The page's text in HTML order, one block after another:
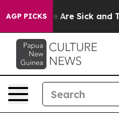
AGP PICKSAre Sick and